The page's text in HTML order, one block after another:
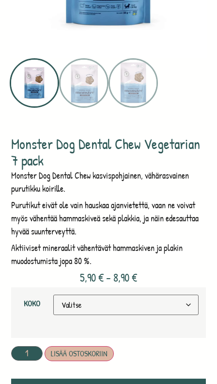
Monster Dog Dental Chew Vegetarian
7 pack
Monster Dog Dental Chew kasvispohjainen, vähärasvainen
purutikku koirille.
Purutikut eivät ole vain hauskaa ajanvietettä, vaan ne voivat
myös vähentää hammaskiveä sekä plakkia, ja näin edesauttaa
hyvää suunterveyttä.
Aktiiviset mineraalit vähentävät hammaskiven ja plakin
muodostumista jopa 80 %.
5,90€– 8,90€
KOKO
LISÄÄ OSTOSKORIIN